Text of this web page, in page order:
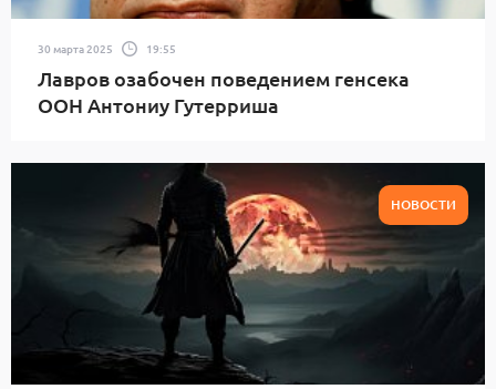
30 марта 2025 19:55
Лавров озабочен поведением генсека
ООН Антониу Гутерриша
НОВОСТИ